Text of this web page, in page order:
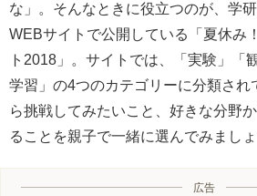
な」。そんなときに役立つのが、学
WEBサイトで公開している「夏休み
ト2018」。サイトでは、「実験」「
学習」の4つのカテゴリーに分類され
ら挑戦してみたいこと、好きな分野
ることを親子で一緒に選んでみましょ
広告